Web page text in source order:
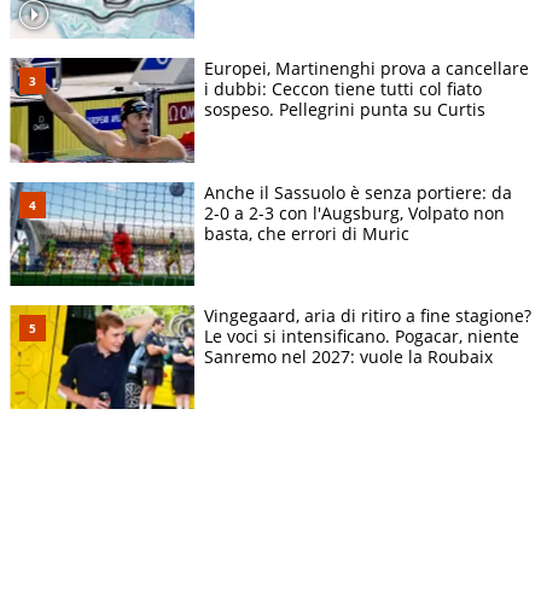
Europei, Martinenghi prova a cancellare
i dubbi: Ceccon tiene tutti col fiato
sospeso. Pellegrini punta su Curtis
Anche il Sassuolo è senza portiere: da
2-0 a 2-3 con l'Augsburg, Volpato non
basta, che errori di Muric
Vingegaard, aria di ritiro a fine stagione?
Le voci si intensificano. Pogacar, niente
Sanremo nel 2027: vuole la Roubaix